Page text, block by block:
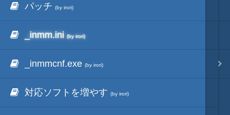
フルカラー画面モード
画像入替
映像入替
音入替
InmmSvrTermMod
inmm.ini設定用EXCEL
_inmmサイトアーカイブ
_svfw32.dll
avg32tools(by irori)
inmmbridge(by irori)
動作477タイトル(タイトル順)
パッチ(by irori)
_inmm.ini(by irori)
_inmmcnf.exe(by irori)
対応ソフトを増やす(by irori)